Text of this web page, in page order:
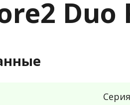
Duo